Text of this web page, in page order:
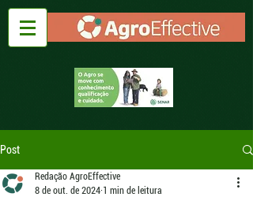
Post
Redação AgroEffective
8 de out. de 2024 1 min de leitura